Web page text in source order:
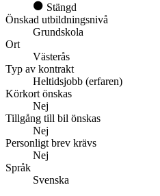
Stängd
Önskad utbildningsnivå
Grundskola
Ort
Västerås
Typ av kontrakt
Heltidsjobb (erfaren)
Körkort önskas
Nej
Tillgång till bil önskas
Nej
Personligt brev krävs
Nej
Språk
Svenska